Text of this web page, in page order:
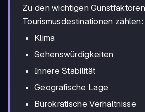
Zu den wichtigen
Tourismusdestinationen zählen:
Klima
Sehenswürdigkeiten
Innere Stabilität
Geografische Lage
Bürokratische Verhältnisse